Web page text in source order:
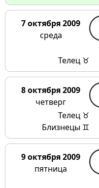
7 октября 2009
среда
Телец ♉
8 октября 2009
четверг
Телец ♉
Близнецы ♊
9 октября 2009
пятница